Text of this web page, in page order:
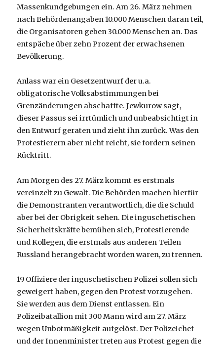
Massenkundgebungen ein. Am 26. März nehmen
nach Behördenangaben 10.000 Menschen daran teil,
die Organisatoren geben 30.000 Menschen an. Das
entspäche über zehn Prozent der erwachsenen
Bevölkerung.
Anlass war ein Gesetzentwurf der u.a.
obligatorische Volksabstimmungen bei
Grenzänderungen abschaffte. Jewkurow sagt,
dieser Passus sei irrtümlich und unbeabsichtigt in
den Entwurf geraten und zieht ihn zurück. Was den
Protestierern aber nicht reicht, sie fordern seinen
Rücktritt.
Am Morgen des 27. März kommt es erstmals
vereinzelt zu Gewalt. Die Behörden machen hierfür
die Demonstranten verantwortlich, die die Schuld
aber bei der Obrigkeit sehen. Die inguschetischen
Sicherheitskräfte bemühen sich, Protestierende
und Kollegen, die erstmals aus anderen Teilen
Russland herangebracht worden waren, zu trennen.
19 Offiziere der inguschetischen Polizei sollen sich
geweigert haben, gegen den Protest vorzugehen.
Sie werden aus dem Dienst entlassen. Ein
Polizeibatallion mit 300 Mann wird am 27. März
wegen Unbotmäßigkeit aufgelöst. Der Polizeichef
und der Innenminister treten aus Protest gegen die